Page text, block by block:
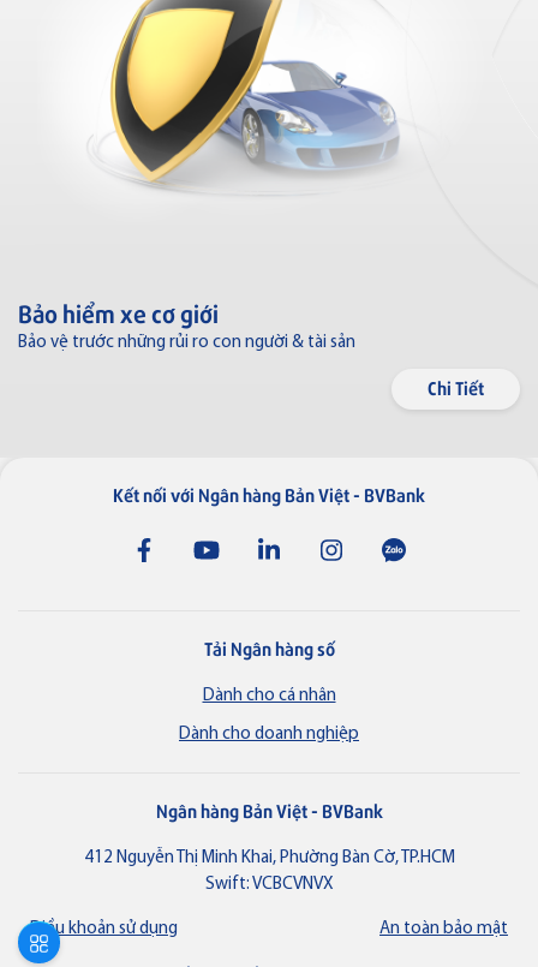
Bảo hiểm xe cơ giới
Bảo vệ trước những rủi ro con người & tài sản
Chi Tiết
Kết nối với Ngân hàng Bản Việt - BVBank
Tải Ngân hàng số
Dành cho cá nhân
Dành cho doanh nghiệp
Ngân hàng Bản Việt - BVBank
412 Nguyễn Thị Minh Khai, Phường Bàn Cờ, TP.HCM
Swift: VCBCVNVX
Điều khoản sử dụng An toàn bảo mật